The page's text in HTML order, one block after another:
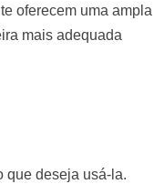
oferecem uma ampla
mais adequada
que deseja usá-la.